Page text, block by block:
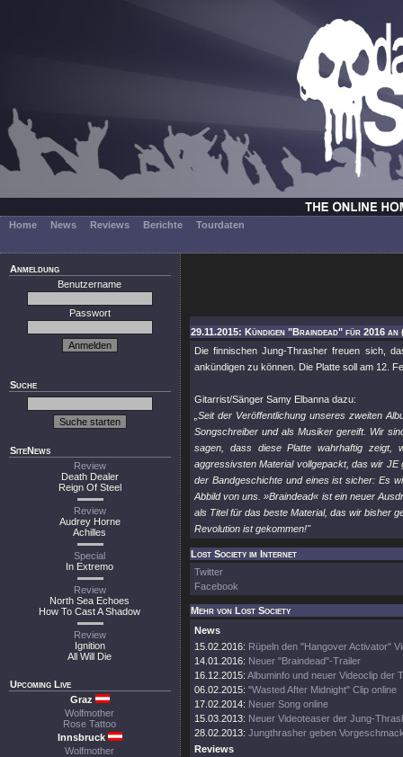
Home News Reviews Berichte Tourdaten
Anmeldung
Benutzername
Passwort
Suche
SiteNews
Review
Death Dealer
Reign Of Steel
Review
Audrey Horne
Achilles
Special
In Extremo
Review
North Sea Echoes
How To Cast A Shadow
Review
Ignition
All Will Die
Upcoming Live
Graz
Wolfmother
Rose Tattoo
Innsbruck
Wolfmother
29.11.2015: Kündigen "Braindead" für 2016 an
Die finnischen Jung-Thrasher freuen sich,
ankündigen zu können. Die Platte soll am 12.
Gitarrist/Sänger Samy Elbanna dazu:
„Seit der Veröffentlichung unseres zweiten
Songschreiber und als Musiker gereift. Wir
sagen, dass diese Platte wahrhaftig zeigt,
aggressivsten Material vollgepackt, das wir JE
der Bandgeschichte und eines ist sicher: Es
Abbild von uns. »Braindead« ist ein neuer
als Titel für das beste Material, das wir bisher
Revolution ist gekommen!"
Lost Society im Internet
Twitter
Facebook
Mehr von Lost Society
News
15.02.2016: Rüpeln den "Hangover Activator"
14.01.2016: Neuer "Braindead"-Trailer
16.12.2015: Albuminfo und neuer Videoclip der
06.02.2015: "Wasted After Midnight" Clip online
17.02.2014: Neuer Song online
15.03.2013: Neuer Videoteaser der Jung-
28.02.2013: Jungthrasher geben
Reviews